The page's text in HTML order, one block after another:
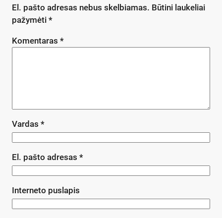
El. pašto adresas nebus skelbiamas. Būtini laukeliai
pažymėti *
Komentaras *
Vardas *
El. pašto adresas *
Interneto puslapis